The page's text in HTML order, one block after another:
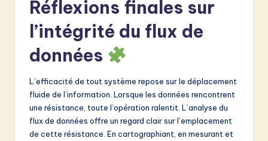
Réflexions finales sur
l’intégrité du flux de
données
L’efficacité de tout système repose sur le déplacement
fluide de l’information. Lorsque les données rencontrent
une résistance, toute l’opération ralentit. L’analyse du
flux de données offre un regard clair sur l’emplacement
de cette résistance. En cartographiant, en mesurant et